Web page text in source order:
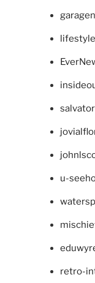
u-
retro-